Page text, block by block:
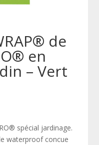
de
en
– Vert
spécial jardinage.
waterproof concue